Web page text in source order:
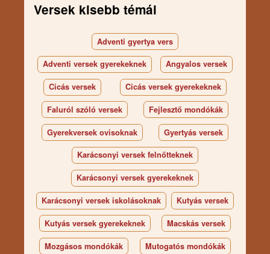
Versek kisebb témái
Adventi gyertya vers
Adventi versek gyerekeknek Angyalos versek
Cicás versek Cicás versek gyerekeknek
Faluról szóló versek Fejlesztő mondókák
Gyerekversek ovisoknak Gyertyás versek
Karácsonyi versek felnőtteknek
Karácsonyi versek gyerekeknek
Karácsonyi versek iskolásoknak Kutyás versek
Kutyás versek gyerekeknek Macskás versek
Mozgásos mondókák Mutogatós mondókák